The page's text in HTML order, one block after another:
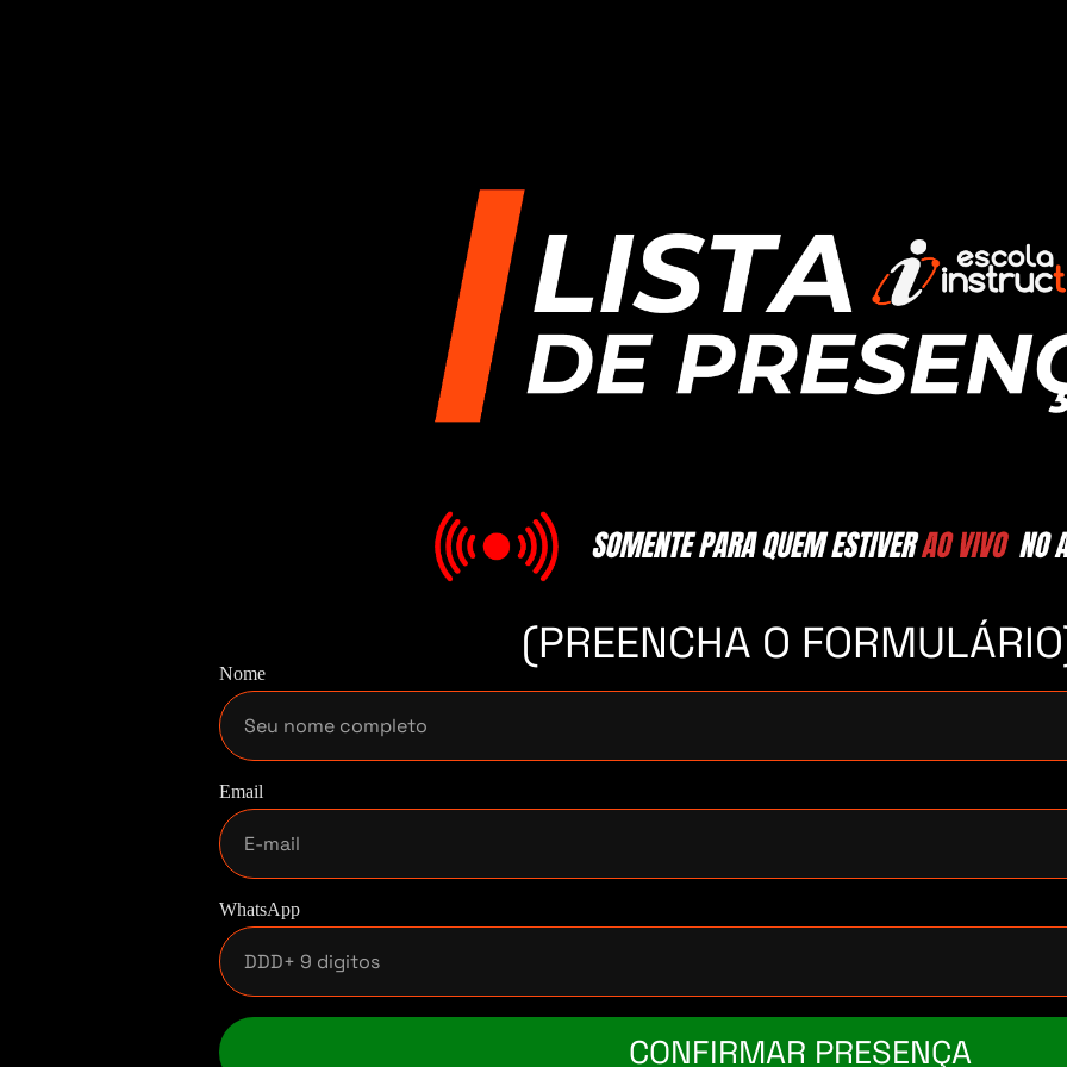
(PREENCHA O
Nome
Email
WhatsApp
CONFIRMAR PRESENÇA